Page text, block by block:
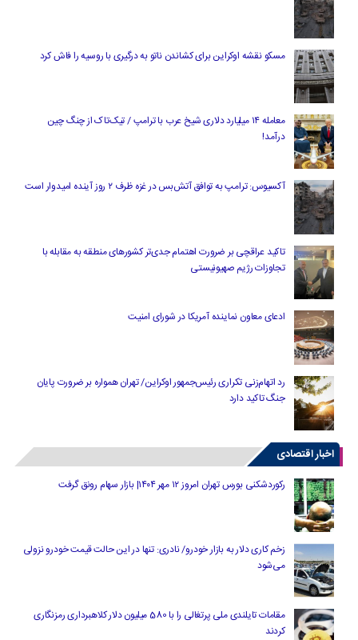
مسکو نقشه اوکراین برای کشاندن ناتو به درگیری با روسیه را فاش کرد
معامله ۱۴ میلیارد دلاری شیخ عرب با ترامپ / تیک‌تاک از چنگ چین
درآمد!
آکسیوس: ترامپ به توافق آتش‌بس در غزه ظرف ۲ روز آینده امیدوار است
تاکید عراقچی بر ضرورت اهتمام جدی‌تر کشورهای منطقه به مقابله با
تجاوزات رژیم صهیونیستی
ادعای معاون نماینده آمریکا در شورای امنیت
رد اتهام‌زنی تکراری رئیس‌جمهور اوکراین/ تهران همواره بر ضرورت پایان
جنگ تاکید دارد
اخبار اقتصادی
رکوردشکنی بورس تهران امروز ۱۲ مهر ۱۴۰۴| بازار سهام رونق گرفت
زخم کاری دلار به بازار خودرو/ نادری: تنها در این حالت قیمت خودرو نزولی
می‌شود
مقامات تایلندی ملی پرتغالی را با 580 میلیون دلار کلاهبرداری رمزنگاری
کردند